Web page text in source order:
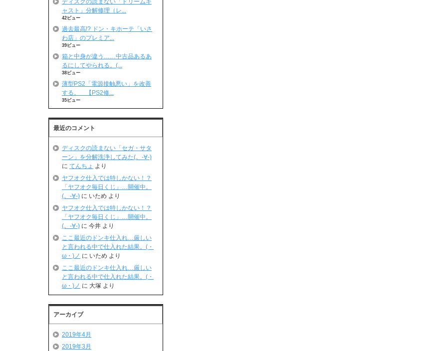
ャスト」分解修理（レ...
42ビュー
過去最高!? ドン・キホーテ「いさ
わ店」のプレミア...
39ビュー
箱と中身が違う……中古品あるあ
るにしてやられる。(...
38ビュー
薄型PS2「電源接触悪い」を改善
する。 【PS2修...
35ビュー
最近のコメント
ディスクの読まない「セガ・サタ
ーン」を分解洗浄してみた(。-∀-)
に てんちょ より
ヤフオク仕入では特しかない！？
「ヤフオク毎日くじ」…開催中。
(。-∀-) に いため より
ヤフオク仕入では特しかない！？
「ヤフオク毎日くじ」…開催中。
(。-∀-) に 今井 より
ここ最近のドンキ仕入れ…厳しい
と言われる中で仕入れた結果。(・
ω・)ノ に いため より
ここ最近のドンキ仕入れ…厳しい
と言われる中で仕入れた結果。(・
ω・)ノ に 大塚 より
アーカイブ
2019年4月
2019年3月